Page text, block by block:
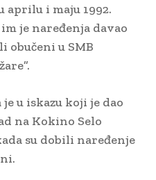
aprilu i maju 1992.
im je naređenja davao
obučeni u SMB
je u iskazu koji je dao
na Kokino Selo
su dobili naređenje